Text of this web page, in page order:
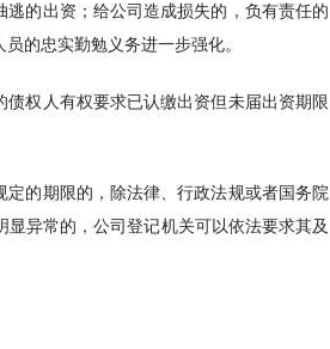
的出资；给公司造成损失的，负有责任的
的忠实勤勉义务进一步强化。
权人有权要求已认缴出资但未届出资期限
的期限的，除法律、行政法规或者国务院
异常的，公司登记机关可以依法要求其及